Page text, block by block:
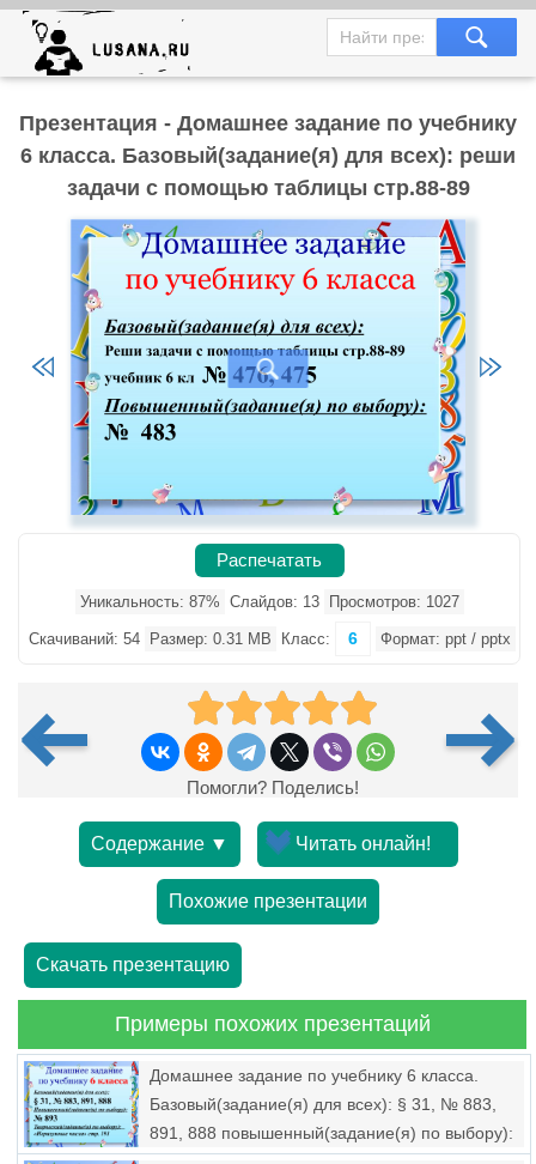
Презентация - Домашнее задание по учебнику
6 класса. Базовый(задание(я) для всех): реши
задачи с помощью таблицы стр.88-89
Распечатать
Уникальность: 87% Слайдов: 13 Просмотров: 1027
Скачиваний: 54 Размер: 0.31 MB Класс: 6 Формат: ppt / pptx
Помогли? Поделись!
Содержание ▼ Читать онлайн!
Похожие презентации
Скачать презентацию
Примеры похожих презентаций
Домашнее задание по учебнику 6 класса.
Базовый(задание(я) для всех): § 31, № 883,
891, 888 повышенный(задание(я) по выбору):